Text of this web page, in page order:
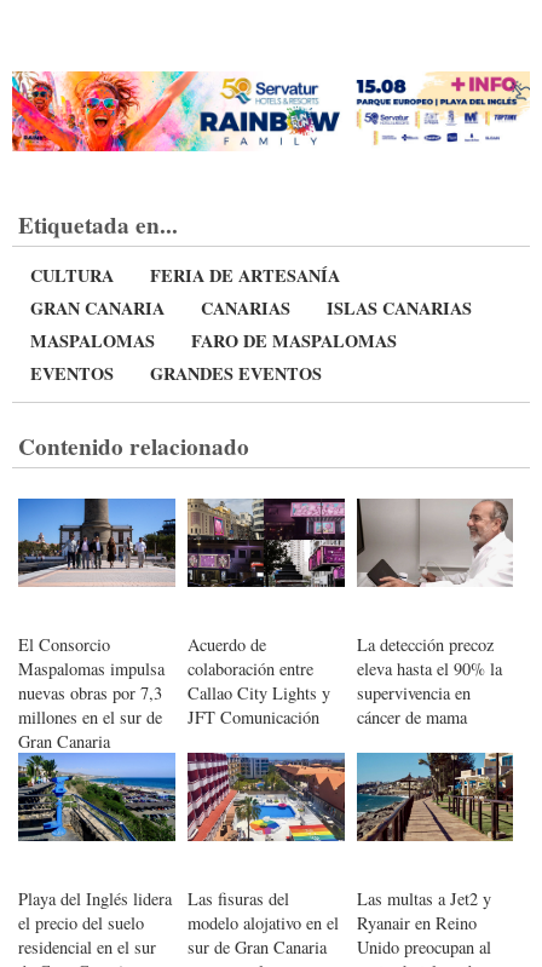
Etiquetada en...
CULTURA
FERIA DE ARTESANÍA
GRAN CANARIA
CANARIAS
ISLAS CANARIAS
MASPALOMAS
FARO DE MASPALOMAS
EVENTOS
GRANDES EVENTOS
Contenido relacionado
El Consorcio
Maspalomas impulsa
nuevas obras por 7,3
millones en el sur de
Gran Canaria
Acuerdo de
colaboración entre
Callao City Lights y
JFT Comunicación
La detección precoz
eleva hasta el 90% la
supervivencia en
cáncer de mama
Playa del Inglés lidera
el precio del suelo
residencial en el sur
Las fisuras del
modelo alojativo en el
sur de Gran Canaria
Las multas a Jet2 y
Ryanair en Reino
Unido preocupan al